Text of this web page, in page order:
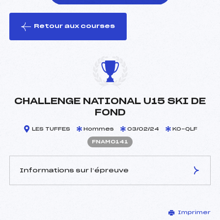
le ski
Retour aux courses
CHALLENGE NATIONAL U15 SKI DE
FOND
LES TUFFES Hommes 03/02/24 KO-QLF
FNAM0141
Informations sur l’épreuve
TICHIT PHILIPPE (MJ)
Imprimer